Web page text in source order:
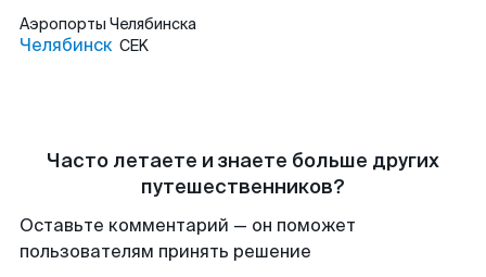
Аэропорты Челябинска
Челябинск CEK
Часто летаете и знаете больше других
путешественников?
Оставьте комментарий — он поможет
пользователям принять решение